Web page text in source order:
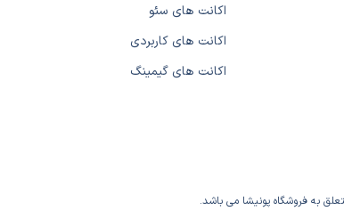
اکانت های سئو
اکانت های کاربردی
اکانت های گیمینگ